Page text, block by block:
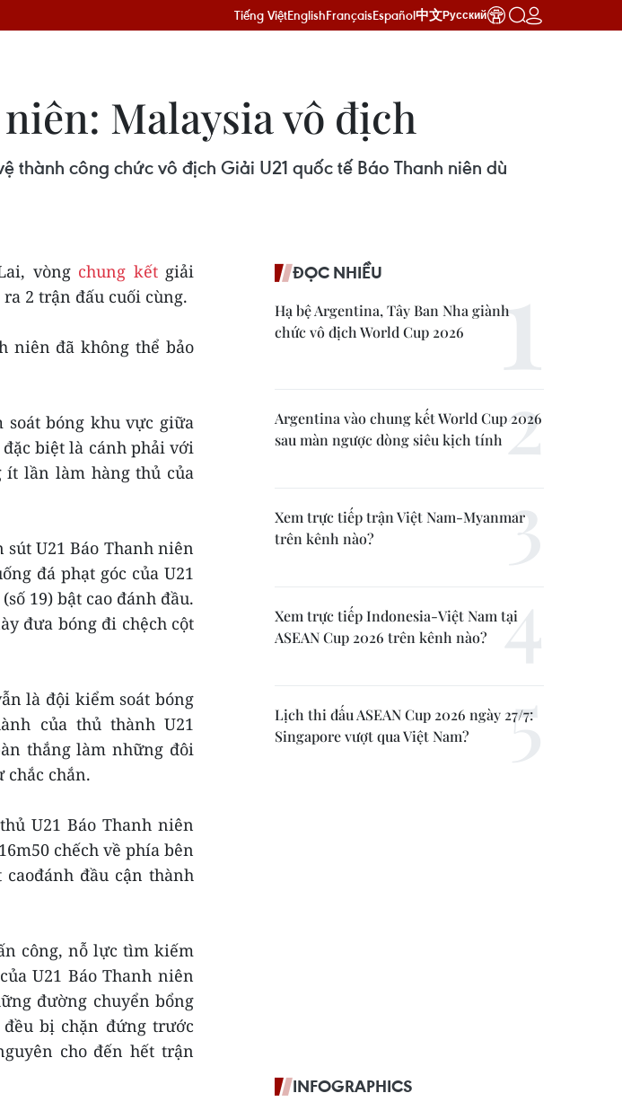
Tiếng ViệtEnglishFrançaisEspañol中文Русский
Malaysia vô địch
thành công chức vô địch Giải U21 quốc tế Báo Thanh niên dù
vòng chung kếtgiải
2 trận đấu cuối cùng.
niên đã không thể bảo
soát bóng khu vực giữa
biệt là cánh phải với
ít lần làm hàng thủ của
U21 Báo Thanh niên
đá phạt góc của U21
19) bật cao đánh đầu.
đưa bóng đi chệch cột
là đội kiểm soát bóng
của thủ thành U21
thắng làm những đôi
chắc chắn.
U21 Báo Thanh niên
chếch về phía bên
đầu cận thành
công, nỗ lực tìm kiếm
U21 Báo Thanh niên
đường chuyển bổng
bị chặn đứng trước
cho đến hết trận
ĐỌC NHIỀU
Hạ bệ Argentina, Tây Ban Nha giành
chức vô địch World Cup 2026
Argentina vào chung kết World Cup 2026
sau màn ngược dòng siêu kịch tính
Xem trực tiếp trận Việt Nam-Myanmar
trên kênh nào?
Xem trực tiếp Indonesia-Việt Nam tại
ASEAN Cup 2026 trên kênh nào?
Lịch thi đấu ASEAN Cup 2026 ngày 27/7:
Singapore vượt qua Việt Nam?
INFOGRAPHICS